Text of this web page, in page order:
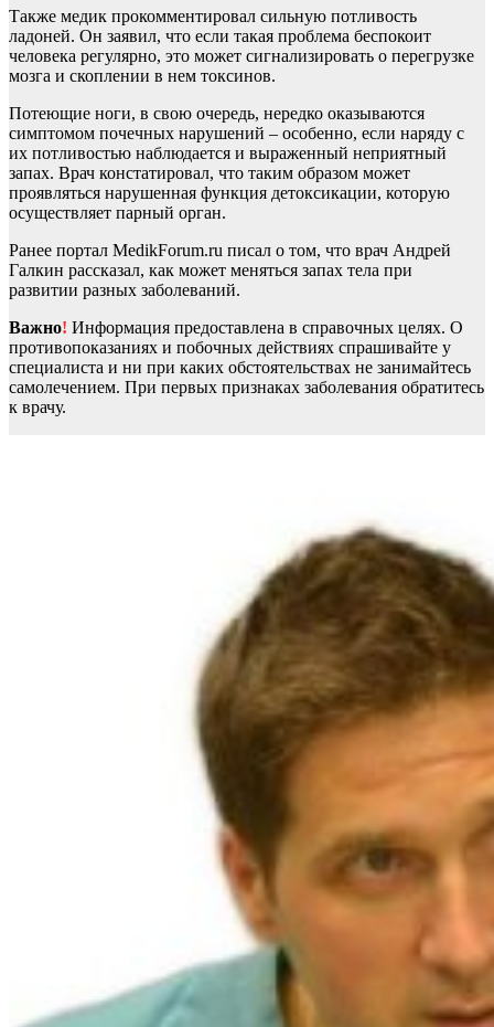
Также медик прокомментировал сильную потливость
ладоней. Он заявил, что если такая проблема беспокоит
человека регулярно, это может сигнализировать о перегрузке
мозга и скоплении в нем токсинов.
Потеющие ноги, в свою очередь, нередко оказываются
симптомом почечных нарушений – особенно, если наряду с
их потливостью наблюдается и выраженный неприятный
запах. Врач констатировал, что таким образом может
проявляться нарушенная функция детоксикации, которую
осуществляет парный орган.
Ранее портал MedikForum.ru писал о том, что врач Андрей
Галкин рассказал, как может меняться запах тела при
развитии разных заболеваний.
Важно! Информация предоставлена в справочных целях. О
противопоказаниях и побочных действиях спрашивайте у
специалиста и ни при каких обстоятельствах не занимайтесь
самолечением. При первых признаках заболевания обратитесь
к врачу.